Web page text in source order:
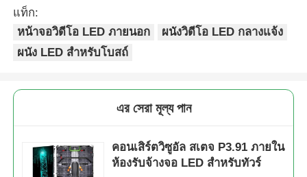
แท็ก:
หน้าจอวิดีโอ LED ภายนอก
ผนังวิดีโอ LED กลางแจ้ง
ผนัง LED สำหรับโบสถ์
এর সেরা মূল্য পান
คอนเสิร์ตวิซูอัล สเตจ P3.91 ภายใน
ห้องรับจ้างจอ LED สําหรับทัวร์